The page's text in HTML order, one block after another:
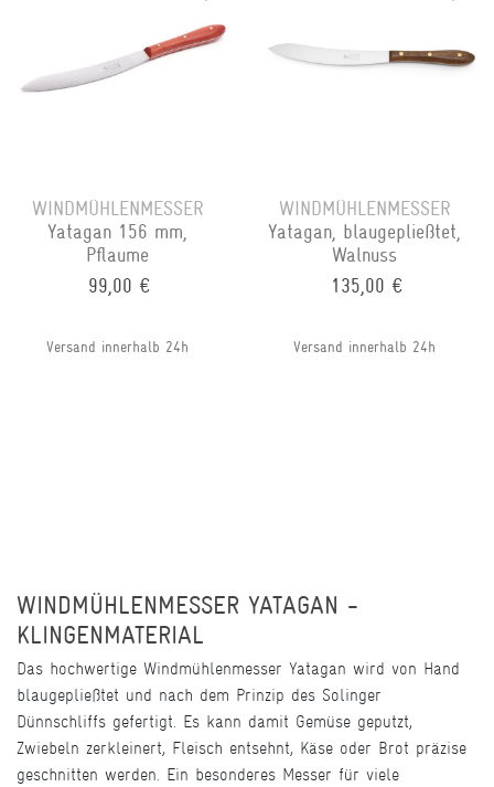
WINDMÜHLENMESSER
Yatagan 156 mm,
Pflaume
99,00 €
Versand innerhalb 24h
WINDMÜHLENMESSER
Yatagan, blaugepließtet,
Walnuss
135,00 €
Versand innerhalb 24h
WINDMÜHLENMESSER YATAGAN -
KLINGENMATERIAL
Das hochwertige Windmühlenmesser Yatagan wird von Hand
blaugepließtet und nach dem Prinzip des Solinger
Dünnschliffs gefertigt. Es kann damit Gemüse geputzt,
Zwiebeln zerkleinert, Fleisch entsehnt, Käse oder Brot präzise
geschnitten werden. Ein besonderes Messer für viele